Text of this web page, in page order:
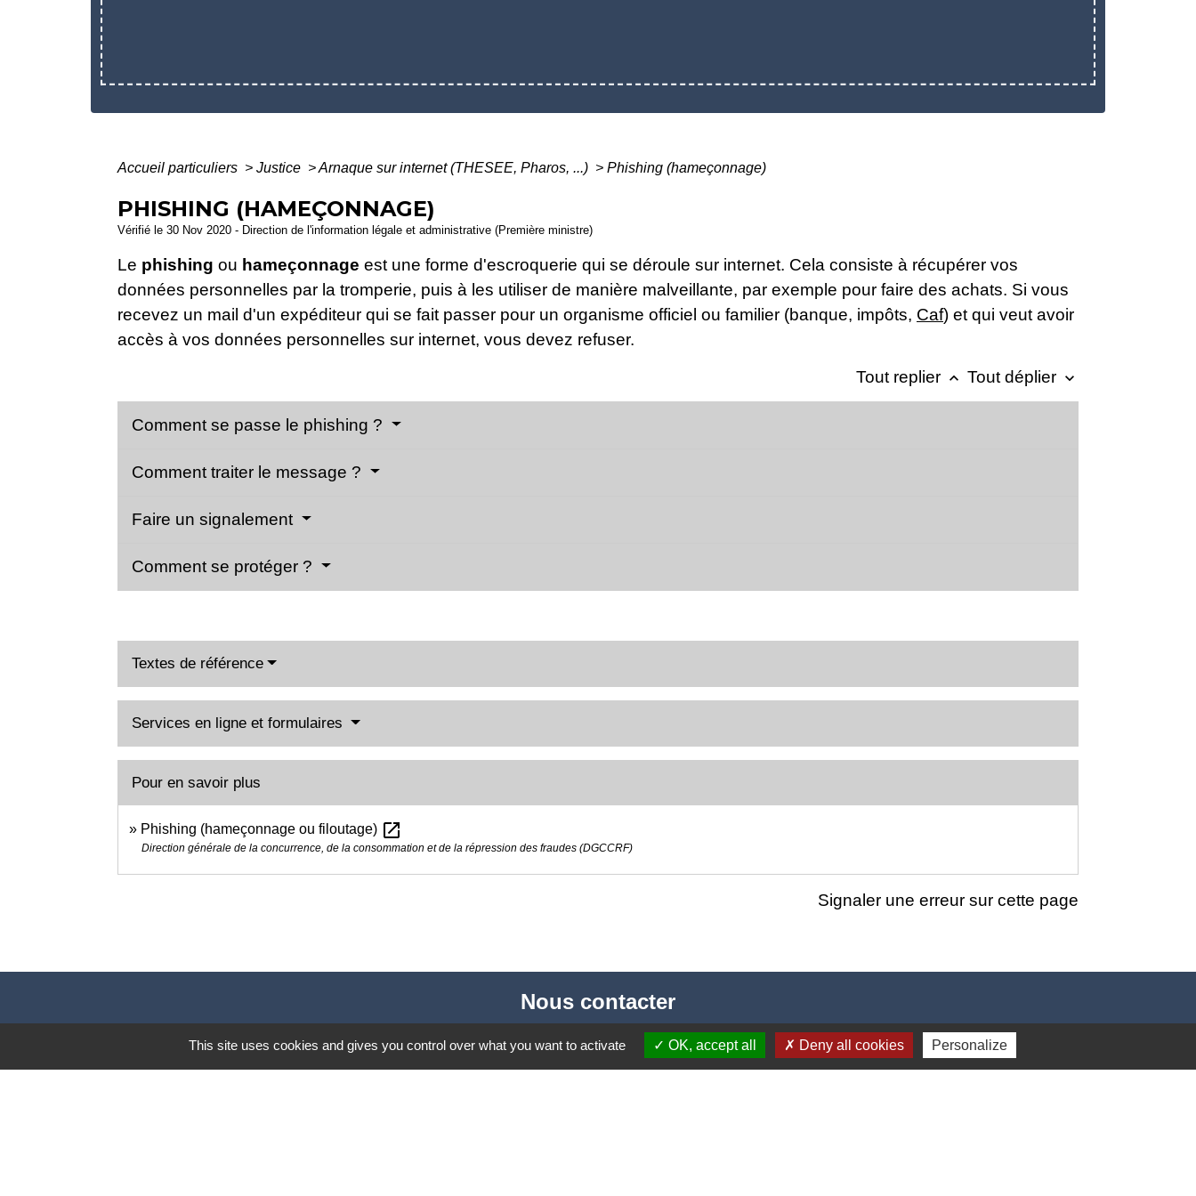
Accueil particuliers > Justice >Arnaque sur internet (THESEE, Pharos, ...) > Phishing (hameçonnage)
PHISHING (HAMEÇONNAGE)
Vérifié le 30 Nov 2020 - Direction de l'information légale et administrative (Première ministre)
Le phishing ou hameçonnage est une forme d'escroquerie qui se déroule sur internet. Cela consiste à récupérer vos
données personnelles par la tromperie, puis à les utiliser de manière malveillante, par exemple pour faire des achats. Si vous
recevez un mail d'un expéditeur qui se fait passer pour un organisme officiel ou familier (banque, impôts, Caf) et qui veut avoir
accès à vos données personnelles sur internet, vous devez refuser.
Tout replier keyboard_arrow_up Tout déplier keyboard_arrow_down
Comment se passe le phishing ?
Comment traiter le message ?
Faire un signalement
Comment se protéger ?
Textes de référence
Services en ligne et formulaires
Pour en savoir plus
Phishing (hameçonnage ou filoutage) open_in_new
Direction générale de la concurrence, de la consommation et de la répression des fraudes (DGCCRF)
Signaler une erreur sur cette page
Nous contacter
Commune de Puylaurens
1 rue de la Mairie
This site uses cookies and gives you control over what you want to activate OK, accept all Deny all cookies Personalize